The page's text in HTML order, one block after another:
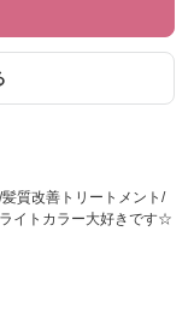
質改善トリートメント/
イトカラー大好きです☆